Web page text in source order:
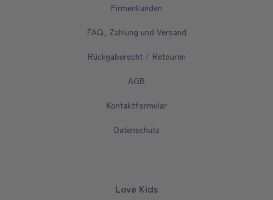
Firmenkunden
FAQ, Zahlung und Versand
Rückgaberecht / Retouren
AGB
Kontaktformular
Datenschutz
Love Kids